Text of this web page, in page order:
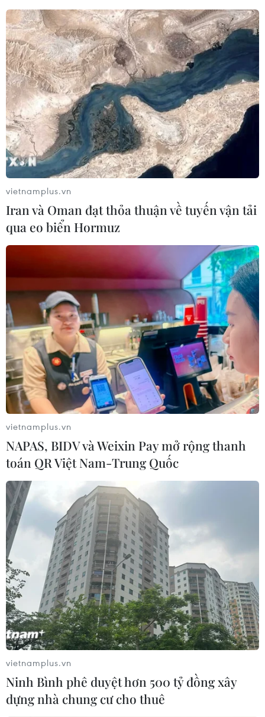
TIN CÙNG CHUYÊN MỤC
An Giang: Cháy lớn ở khu dân cư
khiến 5 căn nhà bị hư hại
06/08/2026 16:12
vietnamplus.vn
Iran và Oman đạt thỏa thuận về tuyến vận tải
qua eo biển Hormuz
vietnamplus.vn
NAPAS, BIDV và Weixin Pay mở rộng thanh
toán QR Việt Nam-Trung Quốc
vietnamplus.vn
Ninh Bình phê duyệt hơn 500 tỷ đồng xây
dựng nhà chung cư cho thuê